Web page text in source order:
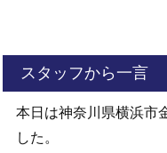
スタッフから一言
本日は神奈川県横浜市
した。